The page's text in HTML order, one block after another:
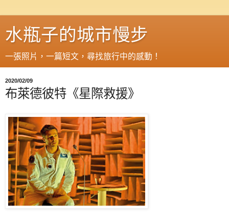
水瓶子的城市慢步
一張照片，一篇短文，尋找旅行中的感動！
2020/02/09
布萊德彼特《星際救援》